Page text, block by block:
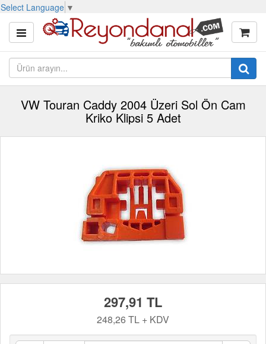
Select Language ▼
VW Touran Caddy 2004 Üzeri Sol Ön Cam
Kriko Klipsi 5 Adet
297,91 TL
248,26 TL + KDV